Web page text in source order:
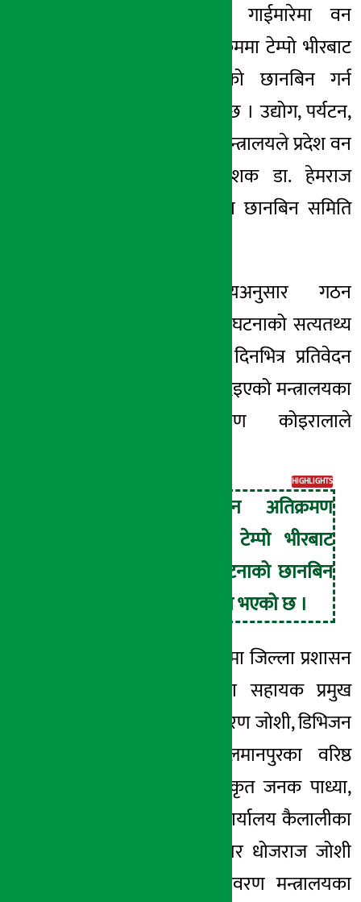
कोगाईमारेमा वन
अतिक्रमण हटाउने क्रममा टेम्पो भीरबाट
खसालिएको घटनाको छानबिन गर्न
समिति गठन भएको छ । उद्योग, पर्यटन,
वन तथा वातावरण मन्त्रालयले प्रदेश वन
निर्देशनालयका निर्देशक डा. हेमराज
बिष्टको संयोजकत्वमा छानबिन समिति
मन्त्रीस्तरीय निर्णयअनुसार गठन
गरिएको समितिलाई घटनाको सत्यतथ्य
छानबिन गरी सात दिनभित्र प्रतिवेदन
बुझाउने जिम्मेवारी दिइएको मन्त्रालयका
सचिव दीर्घनारायण कोइरालाले
HIGHLIGHTS
कैलालीमा वन अतिक्रमण
हटाउने क्रममा टेम्पो भीरबाट
खसालिएको घटनाको छानबिन
गर्न समिति गठन भएको छ ।
समितिको सदस्यहरूमा जिल्ला प्रशासन
कार्यालय कैलालीका सहायक प्रमुख
जिल्ला अधिकारी किरण जोशी, डिभिजन
वन कार्यालय पहलमानपुरका वरिष्ठ
डिभिजनल वन अधिकृत जनक पाध्या,
यातायात व्यवस्था कार्यालय कैलालीका
मेकानिकल इन्जिनियर धोजराजजोशी
तथा वन तथा वातावरण मन्त्रालयका